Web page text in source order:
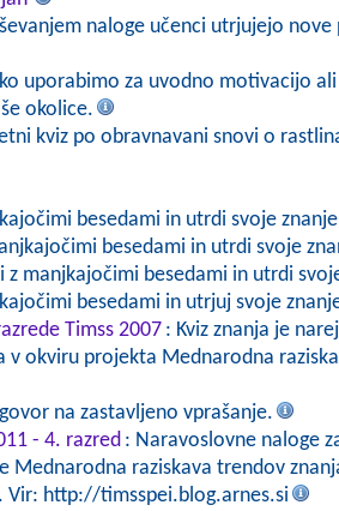
naloge učenci utrjujejo nove
uporabimo za uvodno motivacijo
okolice.
kviz po obravnavani snovi o
besedami in utrdi svoje
besedami in utrdi svoje
z manjkajočimi besedami in utrdi
besedami in utrjuj svoje
Timss 2007 : Kviz znanja je
v okviru projekta Mednarodna
na zastavljeno vprašanje.
- 4. razred : Naravoslovne naloge
Mednarodna raziskava trendov
Vir: http://timsspei.blog.arnes.si